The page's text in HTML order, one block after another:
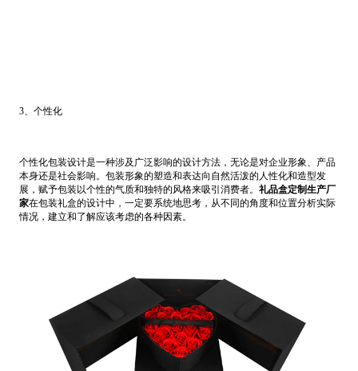
3、个性化
个性化包装设计是一种涉及广泛影响的设计方法，无论是对企业形象、产品
本身还是社会影响。包装形象的塑造和表达向自然活泼的人性化和造型发
展，赋予包装以个性的气质和独特的风格来吸引消费者。 礼品盒定制生产厂
家在包装礼盒的设计中，一定要系统地思考，从不同的角度和位置分析实际
情况，建立和了解应该考虑的各种因素。